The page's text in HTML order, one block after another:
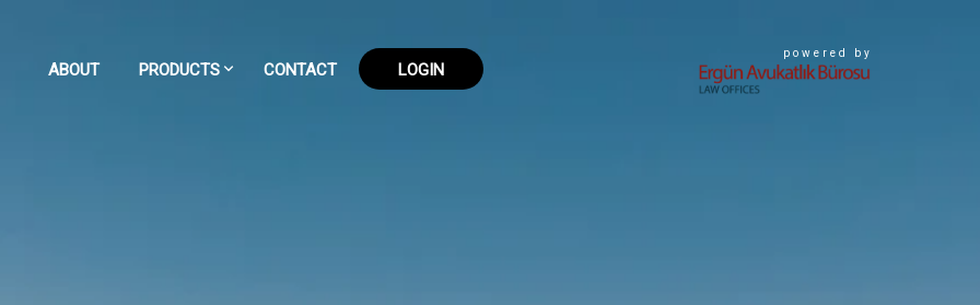
ABOUT PRODUCTS CONTACT LOGIN
powered by